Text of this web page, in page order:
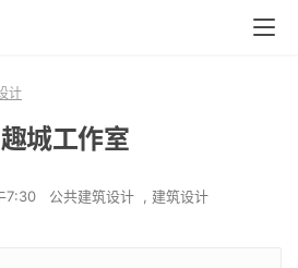
计
城工作室
7:30 公共建筑设计 , 建筑设计